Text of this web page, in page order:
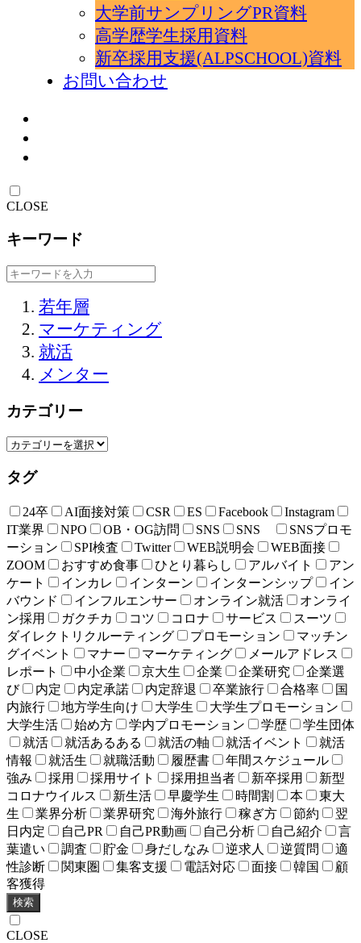
大学前サンプリングPR資料
高学歴学生採用資料
新卒採用支援(ALPSCHOOL)資料
お問い合わせ
CLOSE
キーワード
若年層
マーケティング
就活
メンター
カテゴリー
タグ
24卒 AI面接対策 CSR ES Facebook
Instagram
IT業界
NPO OB・OG訪問 SNS SNS
SNSプロモ
ーション
SPI検査 Twitter WEB説明会
WEB面接
ZOOM
おすすめ食事 ひとり暮らし アルバイト
アン
ケート
インカレ インターン インターンシップ
イン
バウンド
インフルエンサー オンライン就活
オンライ
ン採用
ガクチカ コツ コロナ サービス
スーツ
ダイレクトリクルーティング
プロモーション
マッチン
グイベント
マナー マーケティング
メールアドレス
レポート
中小企業 京大生 企業 企業研究
企業選
び
内定 内定承諾 内定辞退 卒業旅行 合格率
国
内旅行
地方学生向け 大学生
大学生プロモーション
大学生活
始め方 学内プロモーション 学歴
学生団体
就活
就活あるある 就活の軸 就活イベント
就活
情報
就活生 就職活動 履歴書
年間スケジュール
強み
採用 採用サイト 採用担当者 新卒採用
新型
コロナウイルス
新生活 早慶学生 時間割 本
東大
生
業界分析 業界研究 海外旅行 稼ぎ方 節約
翌
日内定
自己PR 自己PR動画 自己分析 自己紹介
言
葉遣い
調査 貯金 身だしなみ 逆求人 逆質問
適
性診断
関東圏 集客支援 電話対応 面接 韓国
顧
客獲得
検索
CLOSE